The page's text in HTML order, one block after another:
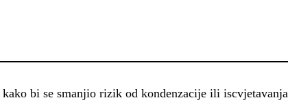
bi se smanjio rizik od kondenzacije ili iscvjetavanja